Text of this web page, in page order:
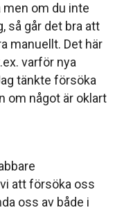
om du inte
så går det bra att
manuellt. Det här
varför nya
tänkte försöka
om något är oklart
att försöka oss
oss av både i